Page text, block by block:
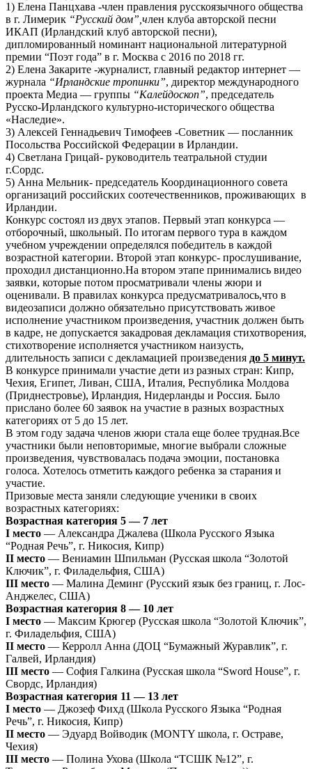
1) Елена Панцхава -член правления русскоязычного общества
в г. Лимерик “Русский дом”,член клуба авторской песни
ИКАП (Ирландский клуб авторской песни),
дипломированный номинант национальной литературной
премии “Поэт года” в г. Москва с 2016 по 2018 гг.
2) Елена Закарите -журналист, главный редактор интернет —
журнала “Ирландские тропинки”, директор международного
проекта Медиа — группы “Калейдоскоп”, председатель
Русско-Ирландского культурно-исторического общества
«Наследие».
3) Алексей Геннадьевич Тимофеев -Советник — посланник
Посольства Российской Федерации в Ирландии.
4) Светлана Грицай- руководитель театральной студии
г.Сордс.
5) Анна Мельник- председатель Координационного совета
организаций российских соотечественников, проживающих в
Ирландии.
Конкурс состоял из двух этапов. Первый этап конкурса —
отборочный, школьный. По итогам первого тура в каждом
учебном учреждении определялся победитель в каждой
возрастной категории. Второй этап конкурс- прослушивание,
проходил дистанционно.На втором этапе принимались видео
заявки, которые потом просматривали члены жюри и
оценивали. В правилах конкурса предусматривалось,что в
видеозаписи должно обязательно присутствовать живое
исполнение участником произведения, участник должен быть
в кадре, не допускается закадровая декламация стихотворения,
стихотворение исполняется участником наизусть,
длительность записи с декламацией произведения до 5 минут.
В конкурсе принимали участие дети из разных стран: Кипр,
Чехия, Египет, Ливан, США, Италия, Республика Молдова
(Приднестровье), Ирландия, Нидерланды и Россия. Было
прислано более 60 заявок на участие в разных возрастных
категориях от 5 до 15 лет.
В этом году задача членов жюри стала еще более трудная.Все
участники были неповторимые, многие выбрали сложные
произведения, чувствовалась подача эмоции, постановка
голоса. Хотелось отметить каждого ребенка за старания и
участие.
Призовые места заняли следующие ученики в своих
возрастных категориях:
Возрастная категория 5 — 7 лет
I место — Александра Джалева (Школа Русского Языка
“Родная Речь”, г. Никосия, Кипр)
II место — Вениамин Шпильман (Русская школа “Золотой
Ключик”, г. Филадельфия, США)
III место — Малина Деминг (Русский язык без границ, г. Лос-
Анджелес, США)
Возрастная категория 8 — 10 лет
I место — Максим Крюгер (Русская школа “Золотой Ключик”,
г. Филадельфия, США)
II место — Керролл Анна (ДОЦ “Бумажный Журавлик”, г.
Галвей, Ирландия)
III место — София Галкина (Русская школа “Sword House”, г.
Свордс, Ирландия)
Возрастная категория 11 — 13 лет
I место — Джозеф Фихд (Школа Русского Языка “Родная
Речь”, г. Никосия, Кипр)
II место — Эдуард Войводик (MONTY школа, г. Остраве,
Чехия)
III место — Полина Ухова (Школа “ТСШК №12”, г.